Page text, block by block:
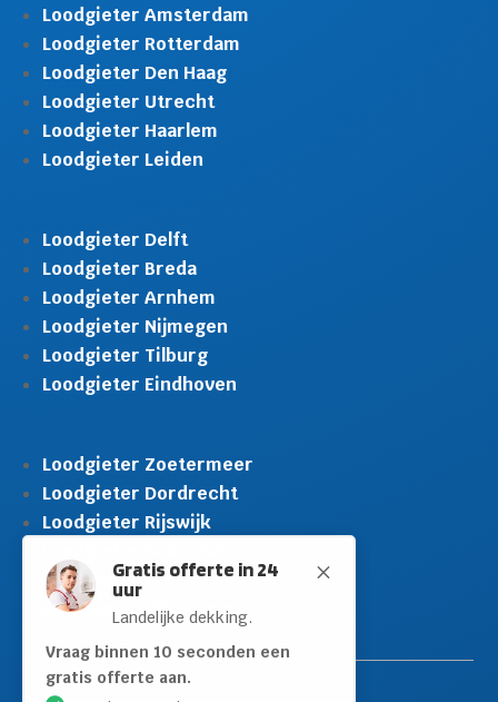
M
Gratis offerte in 24
Landelijke dekking.
Vraag binnen 10 seconden een
10+ jaar ervaring
Loodgieter Amsterdam
Loodgieter Rotterdam
Loodgieter Den Haag
Loodgieter Utrecht
Loodgieter Haarlem
Loodgieter Leiden
Loodgieter Delft
Loodgieter Breda
Loodgieter Arnhem
Loodgieter Nijmegen
Loodgieter Tilburg
Loodgieter Eindhoven
Loodgieter Zoetermeer
Loodgieter Dordrecht
Loodgieter Rijswijk
Loodgieter Leidschendam
Loodgieter Hilversum